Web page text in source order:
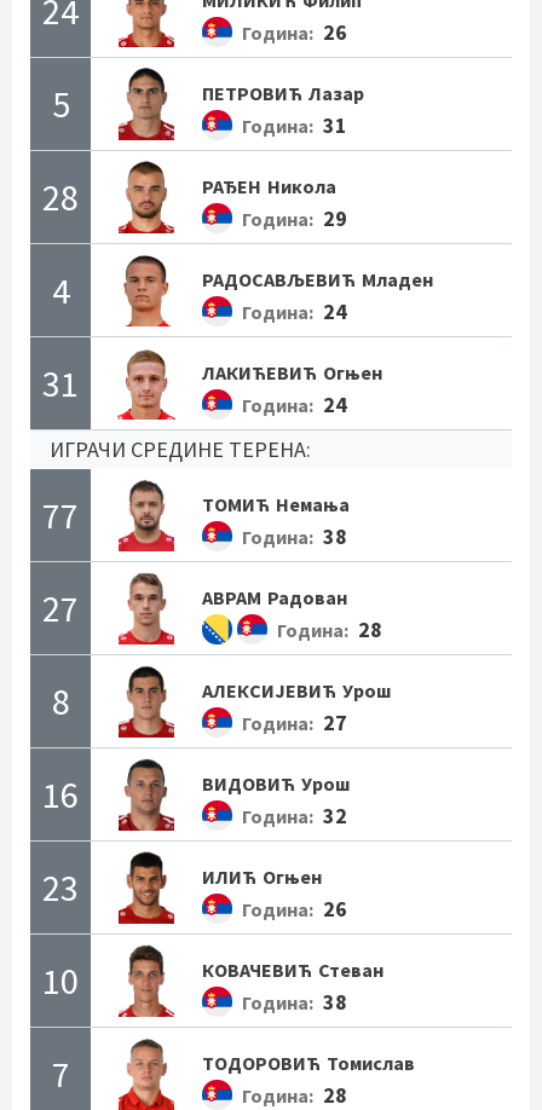
24
Година: 26
5 ПЕТРОВИЋ Лазар
Година: 31
28 РАЂЕН Никола
Година: 29
4 РАДОСАВЉЕВИЋ Младен
Година: 24
31 ЛАКИЋЕВИЋ Огњен
Година: 24
ИГРАЧИ СРЕДИНЕ ТЕРЕНА:
77 ТОМИЋ Немања
Година: 38
27 АВРАМ Радован
Година: 28
8 АЛЕКСИЈЕВИЋ Урош
Година: 27
16 ВИДОВИЋ Урош
Година: 32
23 ИЛИЋ Огњен
Година: 26
10 КОВАЧЕВИЋ Стеван
Година: 38
7 ТОДОРОВИЋ Томислав
Година: 28